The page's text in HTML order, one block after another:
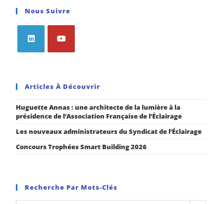
Nous Suivre
Articles À Découvrir
Huguette Annas : une architecte de la lumière à la
présidence de l’Association Française de l’Éclairage
Les nouveaux administrateurs du Syndicat de l’Éclairage
Concours Trophées Smart Building 2026
Recherche Par Mots-Clés